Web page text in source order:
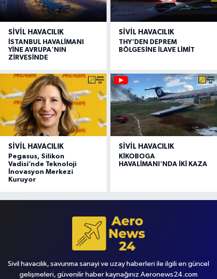
SIVIL HAVACILIK
İSTANBUL HAVALİMANI
YİNE AVRUPA'NIN
ZİRVESİNDE
SIVIL HAVACILIK
THY'DEN DEPREM
BÖLGESİNE İLAVE LİMİT
SIVIL HAVACILIK
Pegasus, Silikon
Vadisi’nde Teknoloji
İnovasyon Merkezi
Kuruyor
SIVIL HAVACILIK
KİKOBOGA
HAVALİMANI'NDA İKİ KAZA
Sivil havacılık, savunma sanayi ve uzay haberleri ile ilgili en güncel
gelişmeleri, güvenilir haber kaynağınız Aeronews24.com